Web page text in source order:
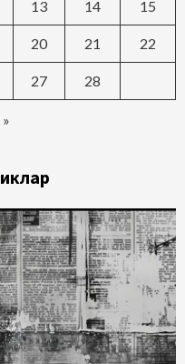
13 14 15
20 21 22
27 28